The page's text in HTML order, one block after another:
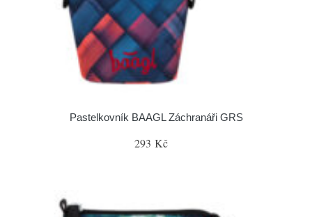
Pastelkovník BAAGL Záchranáři GRS
293 Kč